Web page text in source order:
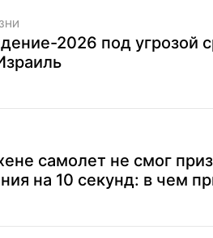
2026 под угрозой
самолет не смог
на 10 секунд: в чем